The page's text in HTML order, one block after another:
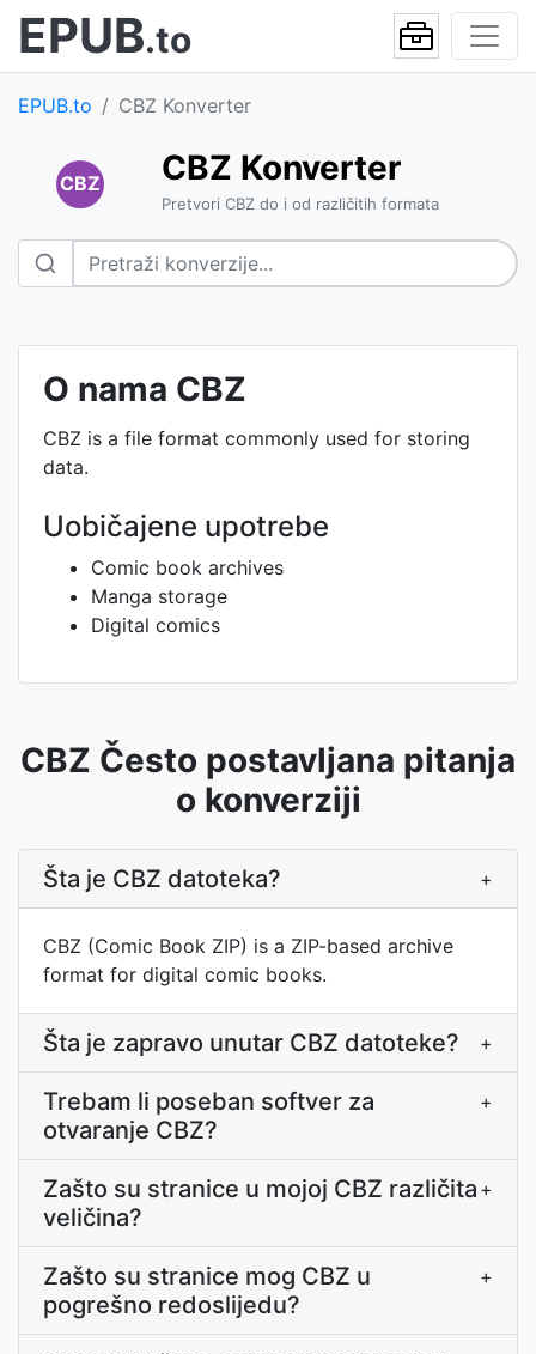
EPUB.to
EPUB.to CBZ Konverter
CBZ CBZ Konverter
Pretvori CBZ do i od različitih formata
O nama CBZ
CBZ is a file format commonly used for storing
data.
Uobičajene upotrebe
Comic book archives
Manga storage
Digital comics
CBZ Često postavljana pitanja
o konverziji
Šta je CBZ datoteka? +
CBZ (Comic Book ZIP) is a ZIP-based archive
format for digital comic books.
Šta je zapravo unutar CBZ datoteke? +
Trebam li poseban softver za
otvaranje CBZ?
+
Zašto su stranice u mojoj CBZ različita
veličina?
+
Zašto su stranice mog CBZ u
pogrešno redoslijedu?
+